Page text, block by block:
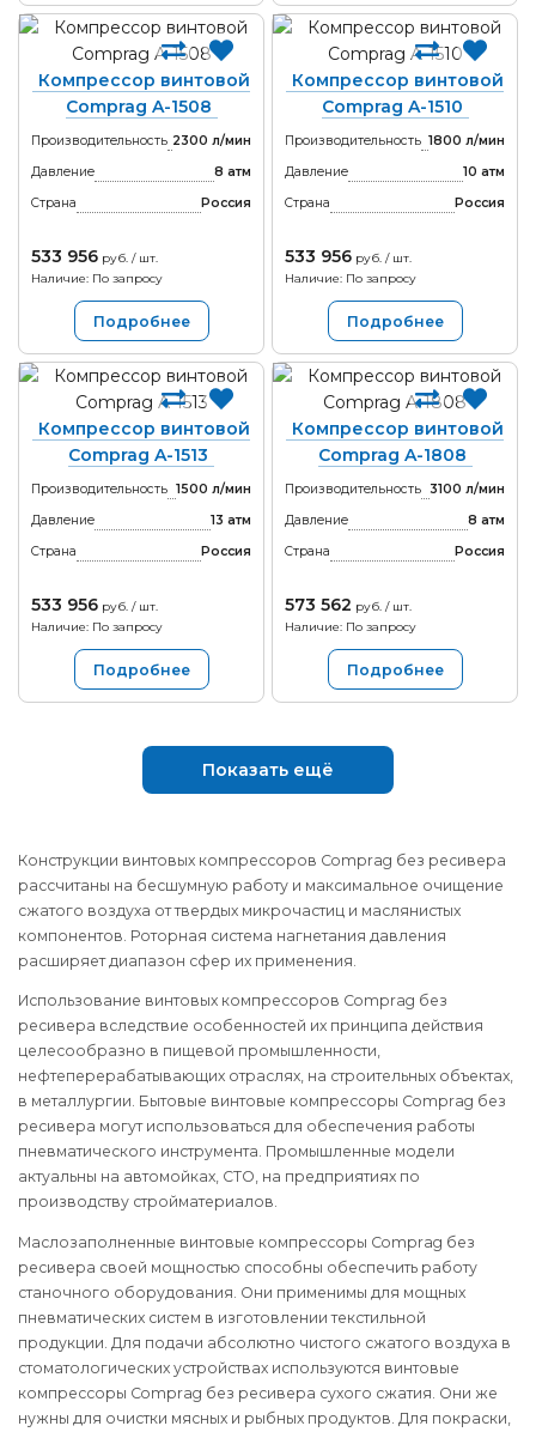
Компрессор винтовой
Comprag A-1508
Производительность 2300 л/мин
Давление
8 атм
Страна
Россия
533 956 руб. / шт.
Наличие: По запросу
Подробнее
Компрессор винтовой
Comprag A-1510
Производительность 1800 л/мин
Давление
10 атм
Страна
Россия
533 956 руб. / шт.
Наличие: По запросу
Подробнее
Компрессор винтовой
Comprag A-1513
Производительность 1500 л/мин
Давление
13 атм
Страна
Россия
533 956 руб. / шт.
Наличие: По запросу
Подробнее
Компрессор винтовой
Comprag A-1808
Производительность
3100 л/мин
Давление
8 атм
Страна
Россия
573 562 руб. / шт.
Наличие: По запросу
Подробнее
Показать ещё
Конструкции винтовых компрессоров Comprag без ресивера
рассчитаны на бесшумную работу и максимальное очищение
сжатого воздуха от твердых микрочастиц и маслянистых
компонентов. Роторная система нагнетания давления
расширяет диапазон сфер их применения.
Использование винтовых компрессоров Comprag без
ресивера вследствие особенностей их принципа действия
целесообразно в пищевой промышленности,
нефтеперерабатывающих отраслях, на строительных объектах,
в металлургии. Бытовые винтовые компрессоры Comprag без
ресивера могут использоваться для обеспечения работы
пневматического инструмента. Промышленные модели
актуальны на автомойках, СТО, на предприятиях по
производству стройматериалов.
Маслозаполненные винтовые компрессоры Comprag без
ресивера своей мощностью способны обеспечить работу
станочного оборудования. Они применимы для мощных
пневматических систем в изготовлении текстильной
продукции. Для подачи абсолютно чистого сжатого воздуха в
стоматологических устройствах используются винтовые
компрессоры Comprag без ресивера сухого сжатия. Они же
нужны для очистки мясных и рыбных продуктов. Для покраски,